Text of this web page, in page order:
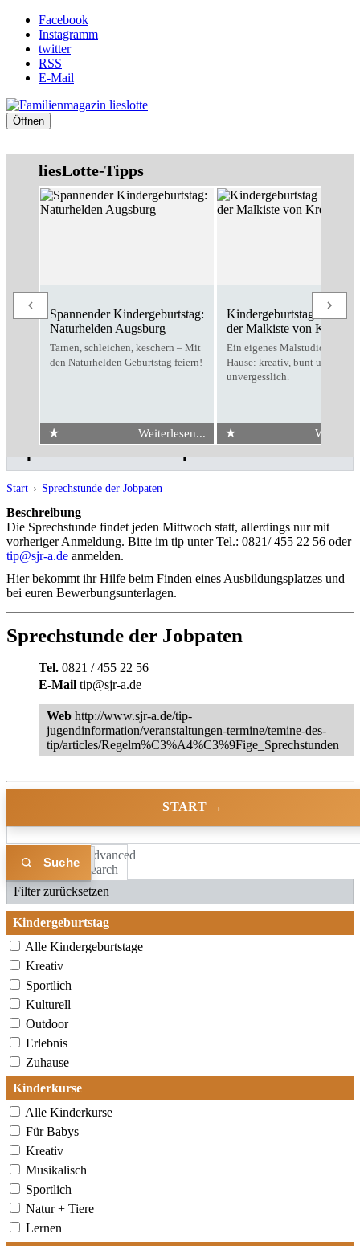
Facebook
Instagramm
twitter
RSS
E-Mail
Öffnen
liesLotte-Tipps
Spannender Kindergeburtstag:
Naturhelden Augsburg
Tarnen, schleichen, keschern – Mit
den Naturhelden Geburtstag feiern!
★ Weiterlesen...
Kindergeburtstag
der Malkiste von Kreativo
Ein eigenes Malstudio für zu
Hause: kreativ, bunt und
unvergesslich.
★
Sprechstunde der Jobpaten
Start › Sprechstunde der Jobpaten
Beschreibung
Die Sprechstunde findet jeden Mittwoch statt, allerdings nur mit
vorheriger Anmeldung. Bitte im tip unter Tel.: 0821/ 455 22 56 oder
tip@sjr-a.de anmelden.
Hier bekommt ihr Hilfe beim Finden eines Ausbildungsplatzes und
bei euren Bewerbungsunterlagen.
Sprechstunde der Jobpaten
Tel. 0821 / 455 22 56
E-Mail tip@sjr-a.de
Web http://www.sjr-a.de/tip-
jugendinformation/veranstaltungen-termine/temine-des-
tip/articles/Regelm%C3%A4%C3%9Fige_Sprechstunden
START →
Advanced
Search
Liste Karte
Filter zurücksetzen
Kindergeburtstag
Alle Kindergeburtstage
Kreativ
Sportlich
Kulturell
Outdoor
Erlebnis
Zuhause
Kinderkurse
Alle Kinderkurse
Für Babys
Kreativ
Musikalisch
Sportlich
Natur + Tiere
Lernen